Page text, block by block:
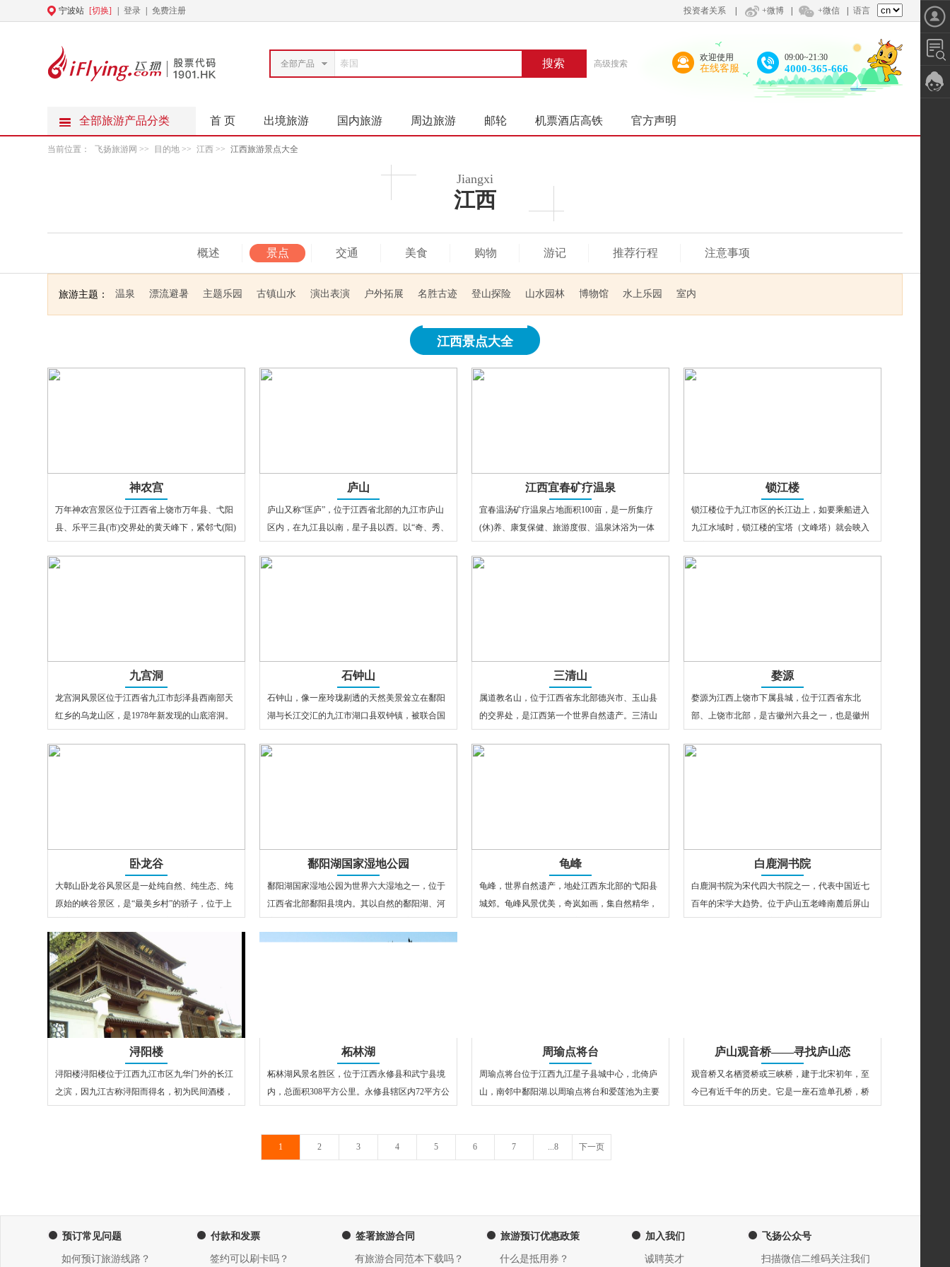
宁波站 [切换] 登录 免费注册 投资者关系 +微博 +微信 语言
全部产品 搜索 高级搜索
欢迎使用
在线客服
09:00~21:30
4000-365-666
全部旅游产品分类 首 页 出境旅游 国内旅游 周边旅游 邮轮 机票酒店高铁 官方声明
当前位置： 飞扬旅游网 >> 目的地 >> 江西 >> 江西旅游景点大全
Jiangxi
江西
概述 景点 交通 美食 购物 游记 推荐行程 注意事项
旅游主题： 温泉 漂流避暑 主题乐园 古镇山水 演出表演 户外拓展 名胜古迹 登山探险 山水园林 博物馆 水上乐园 室内
江西景点大全
神农宫
万年神农宫景区位于江西省上饶市万年县、弋阳
县、乐平三县(市)交界处的黄天峰下，紧邻弋(阳)
庐山
庐山又称“匡庐”，位于江西省北部的九江市庐山
区内，在九江县以南，星子县以西。以“奇、秀、
江西宜春矿疗温泉
宜春温汤矿疗温泉占地面积100亩，是一所集疗
(休)养、康复保健、旅游度假、温泉沐浴为一体
锁江楼
锁江楼位于九江市区的长江边上，如要乘船进入
九江水域时，锁江楼的宝塔（文峰塔）就会映入
九宫洞
龙宫洞风景区位于江西省九江市彭泽县西南部天
红乡的乌龙山区，是1978年新发现的山底溶洞。
石钟山
石钟山，像一座玲珑剔透的天然美景耸立在鄱阳
湖与长江交汇的九江市湖口县双钟镇，被联合国
三清山
属道教名山，位于江西省东北部德兴市、玉山县
的交界处，是江西第一个世界自然遗产。三清山
婺源
婺源为江西上饶市下属县城，位于江西省东北
部、上饶市北部，是古徽州六县之一，也是徽州
卧龙谷
大鄣山卧龙谷风景区是一处纯自然、纯生态、纯
原始的峡谷景区，是“最美乡村”的骄子，位于上
鄱阳湖国家湿地公园
鄱阳湖国家湿地公园为世界六大湿地之一，位于
江西省北部鄱阳县境内。其以自然的鄱阳湖、河
龟峰
龟峰，世界自然遗产，地处江西东北部的弋阳县
城郊。龟峰风景优美，奇岚如画，集自然精华，
白鹿洞书院
白鹿洞书院为宋代四大书院之一，代表中国近七
百年的宋学大趋势。位于庐山五老峰南麓后屏山
浔阳楼
浔阳楼浔阳楼位于江西九江市区九华门外的长江
之滨，因九江古称浔阳而得名，初为民间酒楼，
柘林湖
柘林湖风景名胜区，位于江西永修县和武宁县境
内，总面积308平方公里。永修县辖区内72平方公
周瑜点将台
周瑜点将台位于江西九江星子县城中心，北倚庐
山，南邻中鄱阳湖.以周瑜点将台和爱莲池为主要
庐山观音桥——寻找庐山恋
观音桥又名栖贤桥或三峡桥，建于北宋初年，至
今已有近千年的历史。它是一座石造单孔桥，桥
1 2 3 4 5 6 7 ...8 下一页
预订常见问题
如何预订旅游线路？
付款和发票
签约可以刷卡吗？
签署旅游合同
有旅游合同范本下载吗？
旅游预订优惠政策
什么是抵用券？
加入我们
诚聘英才
飞扬公众号
扫描微信二维码关注我们